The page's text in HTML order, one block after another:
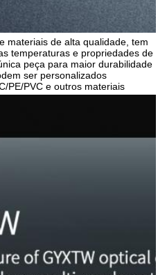
materiais de alta qualidade, tem
temperaturas e propriedades de
peça para maior durabilidade
ser personalizados
PE/PVC e outros materiais